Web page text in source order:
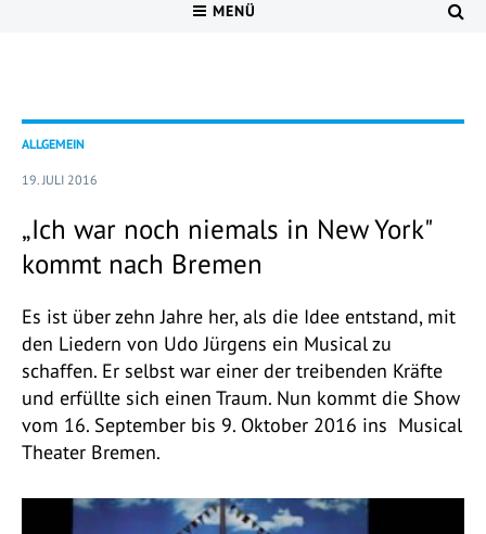
MENÜ
ALLGEMEIN
19. JULI 2016
„Ich war noch niemals in New York"
kommt nach Bremen
Es ist über zehn Jahre her, als die Idee entstand, mit
den Liedern von Udo Jürgens ein Musical zu
schaffen. Er selbst war einer der treibenden Kräfte
und erfüllte sich einen Traum. Nun kommt die Show
vom 16. September bis 9. Oktober 2016 ins Musical
Theater Bremen.